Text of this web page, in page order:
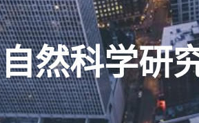
自然科学研